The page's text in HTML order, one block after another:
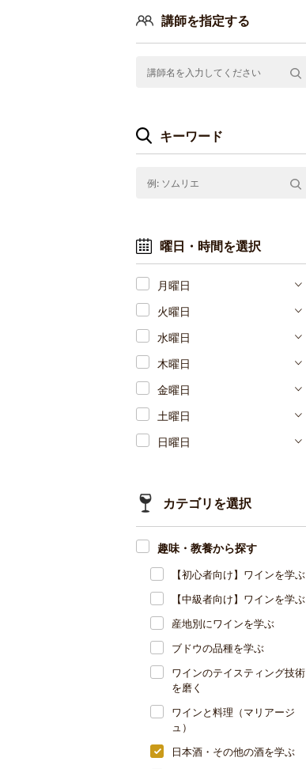
講師を指定する
キーワード
曜日・時間を選択
月曜日
火曜日
水曜日
木曜日
金曜日
土曜日
日曜日
カテゴリを選択
趣味・教養から探す
【初心者向け】ワインを学ぶ
【中級者向け】ワインを学ぶ
産地別にワインを学ぶ
ブドウの品種を学ぶ
ワインのテイスティング技術
を磨く
ワインと料理（マリアージ
ュ）
日本酒・その他の酒を学ぶ